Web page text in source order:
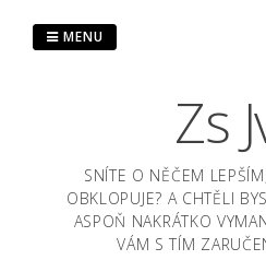
Zs
SNÍTE O NĚČEM
OBKLOPUJE? A CHTĚLI
ASPOŇ NAKRÁTKO
VÁM S TÍM
MENU